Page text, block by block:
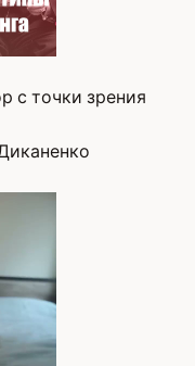
с точки зрения